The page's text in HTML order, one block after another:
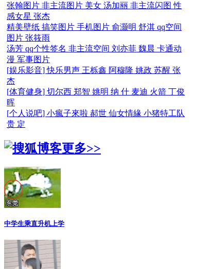
张翰图片 非主流图片 美女 汤加丽 非主流闪图 性
感女星 张杰
精美壁纸 搞笑图片 手机图片 俞灏明 舒淇 qq空间
图片 张筱雨
汤芳 qq个性签名 非主流空间 刘亦菲 魏晨 卡通动
漫 军事图片
[娱乐影音]快乐男声 王栎鑫 阿穆隆 姚政 苏醒 张
杰
[体育健身] 切尔西 郑智 姚明 纳 什 麦迪 火箭 丁俊
晖
[个人说吧] 小瘋子來啦 郝世 仙女情緣 小猪特工队
贵 定
更多>>
中学生乘直升机上学